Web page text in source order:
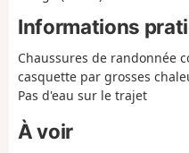
Informations
Chaussures de randonnée
casquette par grosses
Pas d'eau sur le trajet
À voir